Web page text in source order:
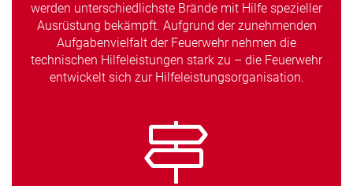
werden unterschiedlichste Brände mit Hilfe spezieller
Ausrüstung bekämpft. Aufgrund der zunehmenden
Aufgabenvielfalt der Feuerwehr nehmen die
technischen Hilfeleistungen stark zu – die Feuerwehr
entwickelt sich zur Hilfeleistungsorganisation.